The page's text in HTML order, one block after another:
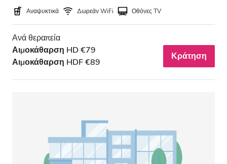
Αναψυκτικά Δωρεάν WiFi Οθόνες TV
Ανά θεραπεία
Αιμοκάθαρση HD €79
Αιμοκάθαρση HDF €89
Κράτηση